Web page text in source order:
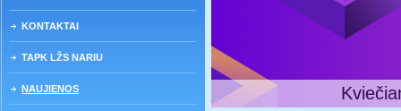
KONTAKTAI
TAPK LŽS NARIU
NAUJIENOS